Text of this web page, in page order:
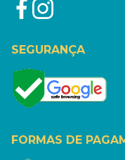
SEGURANÇA
FORMAS DE